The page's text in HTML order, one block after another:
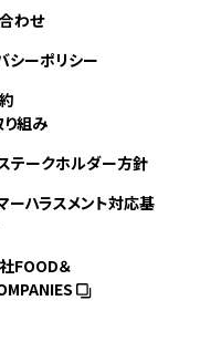
わせ
シーポリシー
組み
テークホルダー方針
ーハラスメント対応基
FOOD＆